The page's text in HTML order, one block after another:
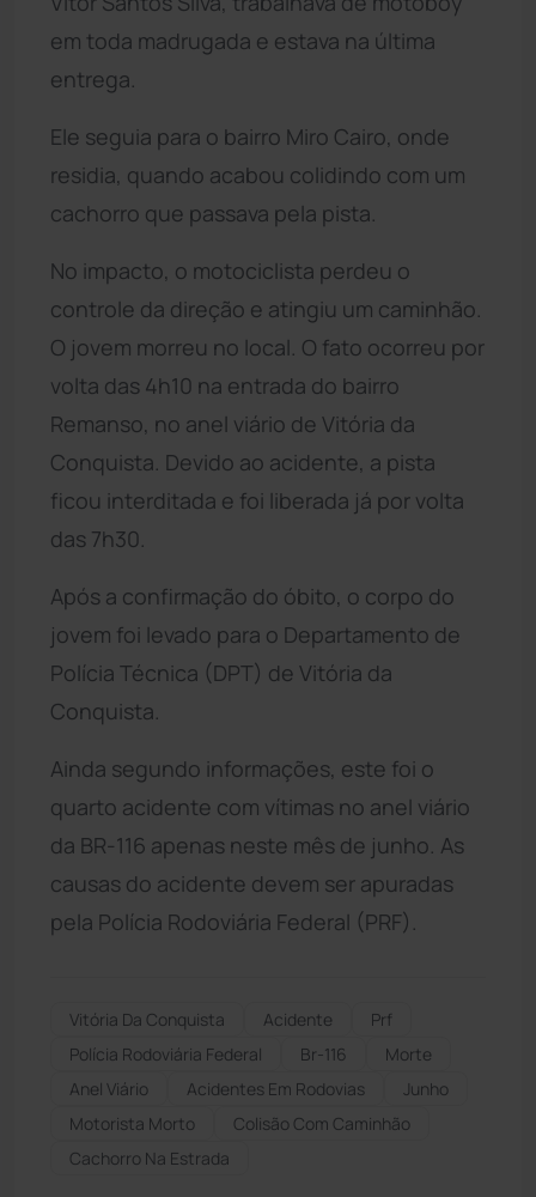
em toda madrugada e estava na última
entrega.
Ele seguia para o bairro Miro Cairo, onde
residia, quando acabou colidindo com um
cachorro que passava pela pista.
No impacto, o motociclista perdeu o
controle da direção e atingiu um caminhão.
O jovem morreu no local. O fato ocorreu por
volta das 4h10 na entrada do bairro
Remanso, no anel viário de Vitória da
Conquista. Devido ao acidente, a pista
ficou interditada e foi liberada já por volta
das 7h30.
Após a confirmação do óbito, o corpo do
jovem foi levado para o Departamento de
Polícia Técnica (DPT) de Vitória da
Conquista.
Ainda segundo informações, este foi o
quarto acidente com vítimas no anel viário
da BR-116 apenas neste mês de junho. As
causas do acidente devem ser apuradas
pela Polícia Rodoviária Federal (PRF).
Vitória Da Conquista Acidente
Prf
Polícia Rodoviária Federal
Br-116
Morte
Anel Viário
Acidentes Em Rodovias
Junho
Motorista Morto
Colisão Com Caminhão
Cachorro Na Estrada